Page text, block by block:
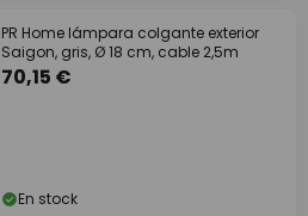
PR Home lámpara colgante exterior
Saigon, gris, Ø 18 cm, cable 2,5m
70,15 €
En stock